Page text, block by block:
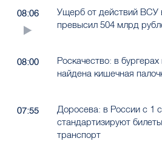
08:06
Ущерб от действий ВСУ
превысил 504 млрд
08:00
Роскачество: в
найдена кишечная
07:55
Доросева: в России с 1
стандартизируют
транспорт